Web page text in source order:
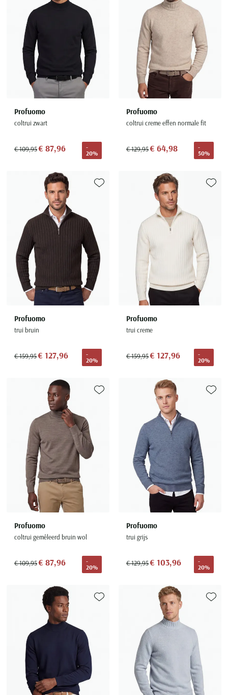
Profuomo
coltrui zwart
€ 109,95€ 87,96
-
20%
Profuomo
coltrui creme effen normale fit
€ 129,95€ 64,98
-
50%
Profuomo
trui bruin
€ 159,95€ 127,96
-
20%
Toevoegen aan favorieten
Profuomo
trui creme
€ 159,95€ 127,96
-
20%
Profuomo
coltrui gemêleerd bruin wol
€ 109,95€ 87,96
-
20%
Toevoegen aan favorieten
Profuomo
trui grijs
€ 129,95€ 103,96
-
20%
Toevoegen aan favorieten